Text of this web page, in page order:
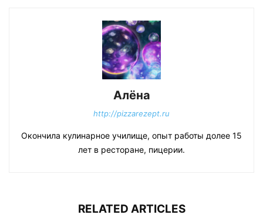
Алёна
http://pizzarezept.ru
Окончила кулинарное училище, опыт работы долее 15
лет в ресторане, пицерии.
RELATED ARTICLES